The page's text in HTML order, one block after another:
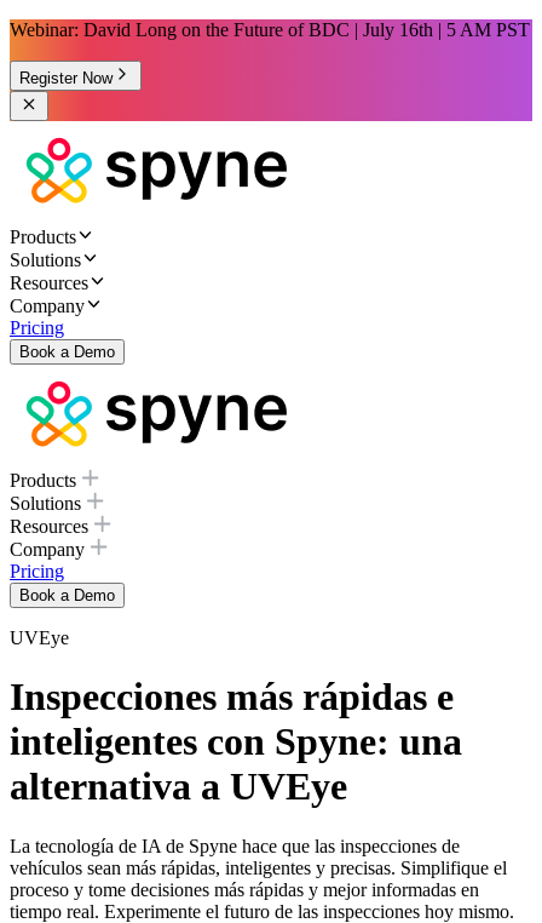
Webinar: David Long on the Future of BDC | July 16th | 5 AM PST
Register Now
Products
Solutions
Resources
Company
Pricing
Book a Demo
Products
Solutions
Resources
Company
Pricing
Book a Demo
UVEye
Inspecciones más rápidas e
inteligentes con Spyne: una
alternativa a UVEye
La tecnología de IA de Spyne hace que las inspecciones de
vehículos sean más rápidas, inteligentes y precisas. Simplifique el
proceso y tome decisiones más rápidas y mejor informadas en
tiempo real. Experimente el futuro de las inspecciones hoy mismo.